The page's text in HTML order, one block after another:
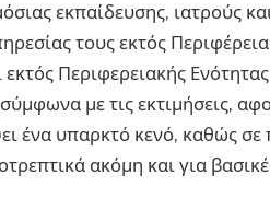
εκπαίδευσης, ιατρούς
τους εκτός
Περιφερειακής Ενότητας
με τις εκτιμήσεις,
ένα υπαρκτό κενό, καθώς σε
ακόμη και για